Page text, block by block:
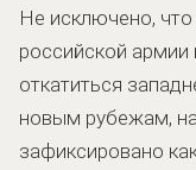
Не исключено,
российской
откатиться
новым рубежам, на
зафиксировано